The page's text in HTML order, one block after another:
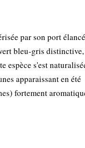
par son port
bleu-gris
espèce s'est
apparaissant en été
fortement